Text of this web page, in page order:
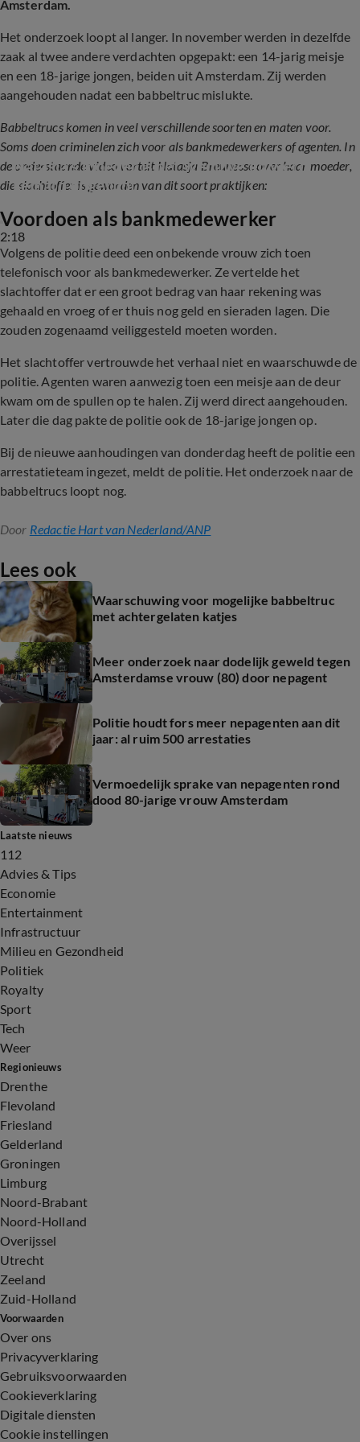
Amsterdam.
Het onderzoek loopt al langer. In november werden in dezelfde
zaak al twee andere verdachten opgepakt: een 14-jarig meisje
en een 18-jarige jongen, beiden uit Amsterdam. Zij werden
aangehouden nadat een babbeltruc mislukte.
Babbeltrucs komen in veel verschillende soorten en maten voor.
Soms doen criminelen zich voor als bankmedewerkers of agenten. In
de onderstaande video vertelt Natasja Breunesse over haar moeder,
die slachtoffer is geworden van dit soort praktijken:
2:18
Natasja's moeder is nét weduwe en werd
keihard opgelicht
Voordoen als bankmedewerker
Volgens de politie deed een onbekende vrouw zich toen
telefonisch voor als bankmedewerker. Ze vertelde het
slachtoffer dat er een groot bedrag van haar rekening was
gehaald en vroeg of er thuis nog geld en sieraden lagen. Die
zouden zogenaamd veiliggesteld moeten worden.
Het slachtoffer vertrouwde het verhaal niet en waarschuwde de
politie. Agenten waren aanwezig toen een meisje aan de deur
kwam om de spullen op te halen. Zij werd direct aangehouden.
Later die dag pakte de politie ook de 18-jarige jongen op.
Bij de nieuwe aanhoudingen van donderdag heeft de politie een
arrestatieteam ingezet, meldt de politie. Het onderzoek naar de
babbeltrucs loopt nog.
Door Redactie Hart van Nederland/ANP
Lees ook
Waarschuwing voor mogelijke babbeltruc
met achtergelaten katjes
Meer onderzoek naar dodelijk geweld tegen
Amsterdamse vrouw (80) door nepagent
Politie houdt fors meer nepagenten aan dit
jaar: al ruim 500 arrestaties
Vermoedelijk sprake van nepagenten rond
dood 80-jarige vrouw Amsterdam
Laatste nieuws
112
Advies & Tips
Economie
Entertainment
Infrastructuur
Milieu en Gezondheid
Politiek
Royalty
Sport
Tech
Weer
Regionieuws
Drenthe
Flevoland
Friesland
Gelderland
Groningen
Limburg
Noord-Brabant
Noord-Holland
Overijssel
Utrecht
Zeeland
Zuid-Holland
Voorwaarden
Over ons
Privacyverklaring
Gebruiksvoorwaarden
Cookieverklaring
Digitale diensten
Cookie instellingen